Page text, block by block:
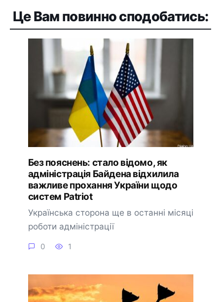
Це Вам повинно сподобатись:
Без пояснень: стало відомо, як
адміністрація Байдена відхилила
важливе прохання України щодо
систем Patriot
Українська сторона ще в останні місяці
роботи адміністрації
0 1